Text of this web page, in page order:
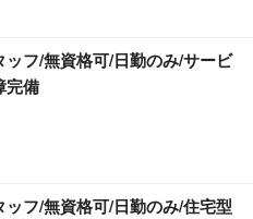
ッフ/無資格可/日勤のみ/サービ
完備
ッフ/無資格可/日勤のみ/住宅型